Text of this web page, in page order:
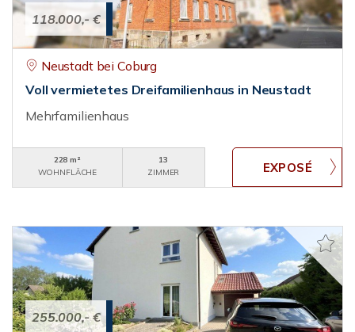
118.000,- €
Neustadt bei Coburg
Voll vermietetes Dreifamilienhaus in Neustadt
Mehrfamilienhaus
228 m²
WOHNFLÄCHE
13
ZIMMER
255.000,- €